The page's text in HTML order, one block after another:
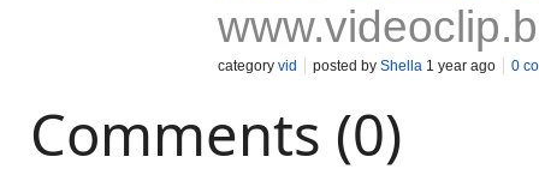
category vid posted by Shella 1 year ago 0
Comments (0)